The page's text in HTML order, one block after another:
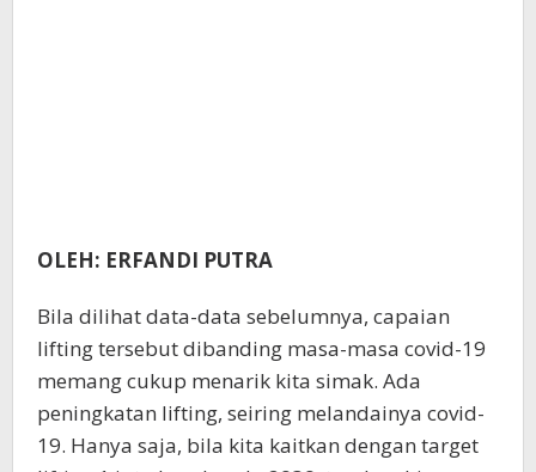
OLEH: ERFANDI PUTRA
Bila dilihat data-data sebelumnya, capaian
lifting tersebut dibanding masa-masa covid-19
memang cukup menarik kita simak. Ada
peningkatan lifting, seiring melandainya covid-
19. Hanya saja, bila kita kaitkan dengan target